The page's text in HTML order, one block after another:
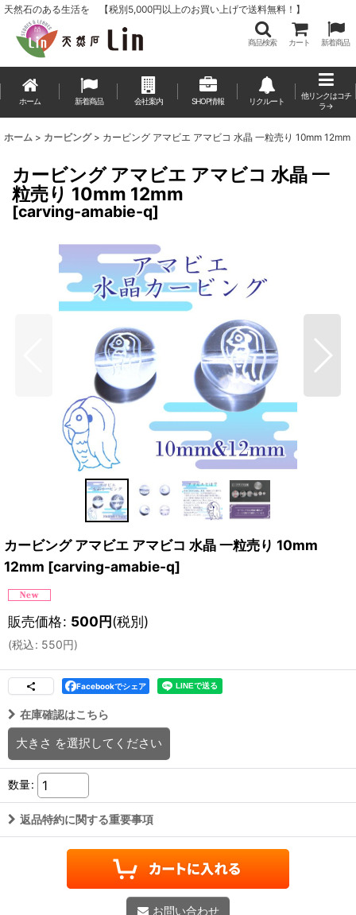
天然石のある生活を 【税別5,000円以上のお買い上げで送料無料！】
商品検索 カート 新着商品
ホーム 新着商品 会社案内 SHOP情報 リクルート
他リンクはコチ
ラ→
ホーム > カービング > カービング アマビエ アマビコ 水晶 一粒売り 10mm 12mm
カービング アマビエ アマビコ 水晶 一
粒売り 10mm 12mm
[carving-amabie-q]
カービング アマビエ アマビコ 水晶 一粒売り 10mm
12mm [carving-amabie-q]
販売価格: 500円(税別)
(税込: 550円)
Facebookでシェア
在庫確認はこちら
大きさ を選択してください
数量:
返品特約に関する重要事項
お問い合わせ